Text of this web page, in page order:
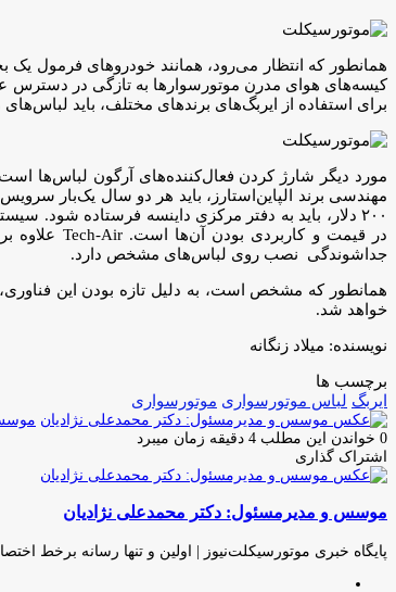
همانطور که انتظار می‌رود، همانند خودروهای فرمول
برای استفاده از ایربگ‌های برندهای مختلف، باید
جداشوندگی نصب روی لباس‌های مشخص دارد.
همانطور که مشخص است، به دلیل تازه بودن این
خواهد شد.
نويسنده: ميلاد زنگانه
برچسب ها
ایربگ لباس موتورسوارى موتورسوارى
0 خواندن این مطلب 4 دقیقه زمان میبرد
اشتراک گذاری
فیس
توئیتر
لینکدین
واتس
تلگرام
اشتراک
از
ایمیل
چاپ
موسس و مدیرمسئول: دکتر محمدعلی نژادیان
پایگاه خبری موتورسیکلت‌نیوز | اولین و تنها رسانه برخط